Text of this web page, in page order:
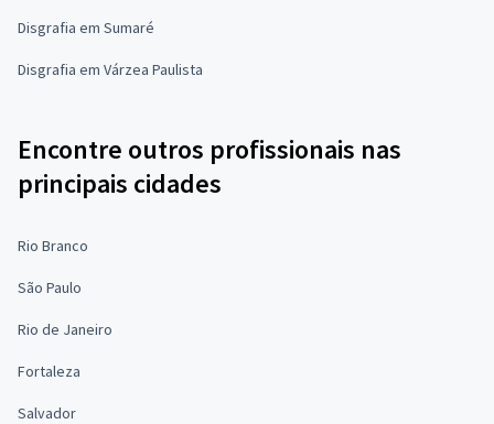
Disgrafia em Sumaré
Disgrafia em Várzea Paulista
Encontre outros profissionais nas
principais cidades
Rio Branco
São Paulo
Rio de Janeiro
Fortaleza
Salvador